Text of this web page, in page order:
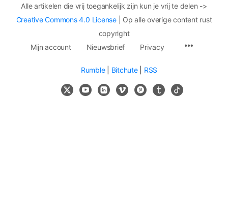
Alle artikelen die vrij toegankelijk zijn kun je vrij te delen ->
Creative Commons 4.0 License| Op alle overige content rust
copyright
Mijn account
Nieuwsbrief Privacy
Rumble| Bitchute| RSS